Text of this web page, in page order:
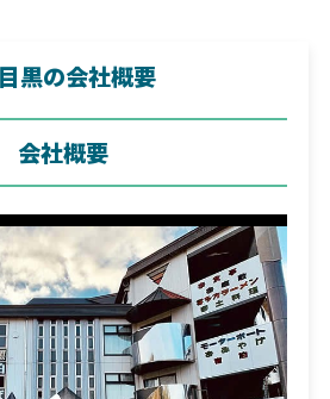
黒の会社概要
会社概要